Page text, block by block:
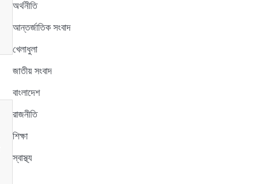
অর্থনীতি
আন্তর্জাতিক সংবাদ
খেলাধুলা
জাতীয় সংবাদ
বাংলাদেশ
রাজনীতি
শিক্ষা
স্বাস্থ্য